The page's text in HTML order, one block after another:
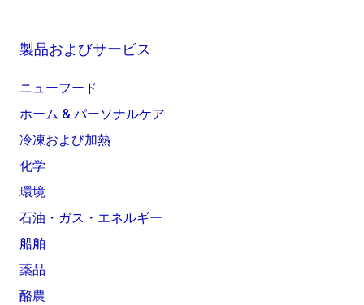
製品およびサービス
ニューフード
ホーム & パーソナルケア
冷凍および加熱
化学
環境
石油・ガス・エネルギー
船舶
薬品
酪農